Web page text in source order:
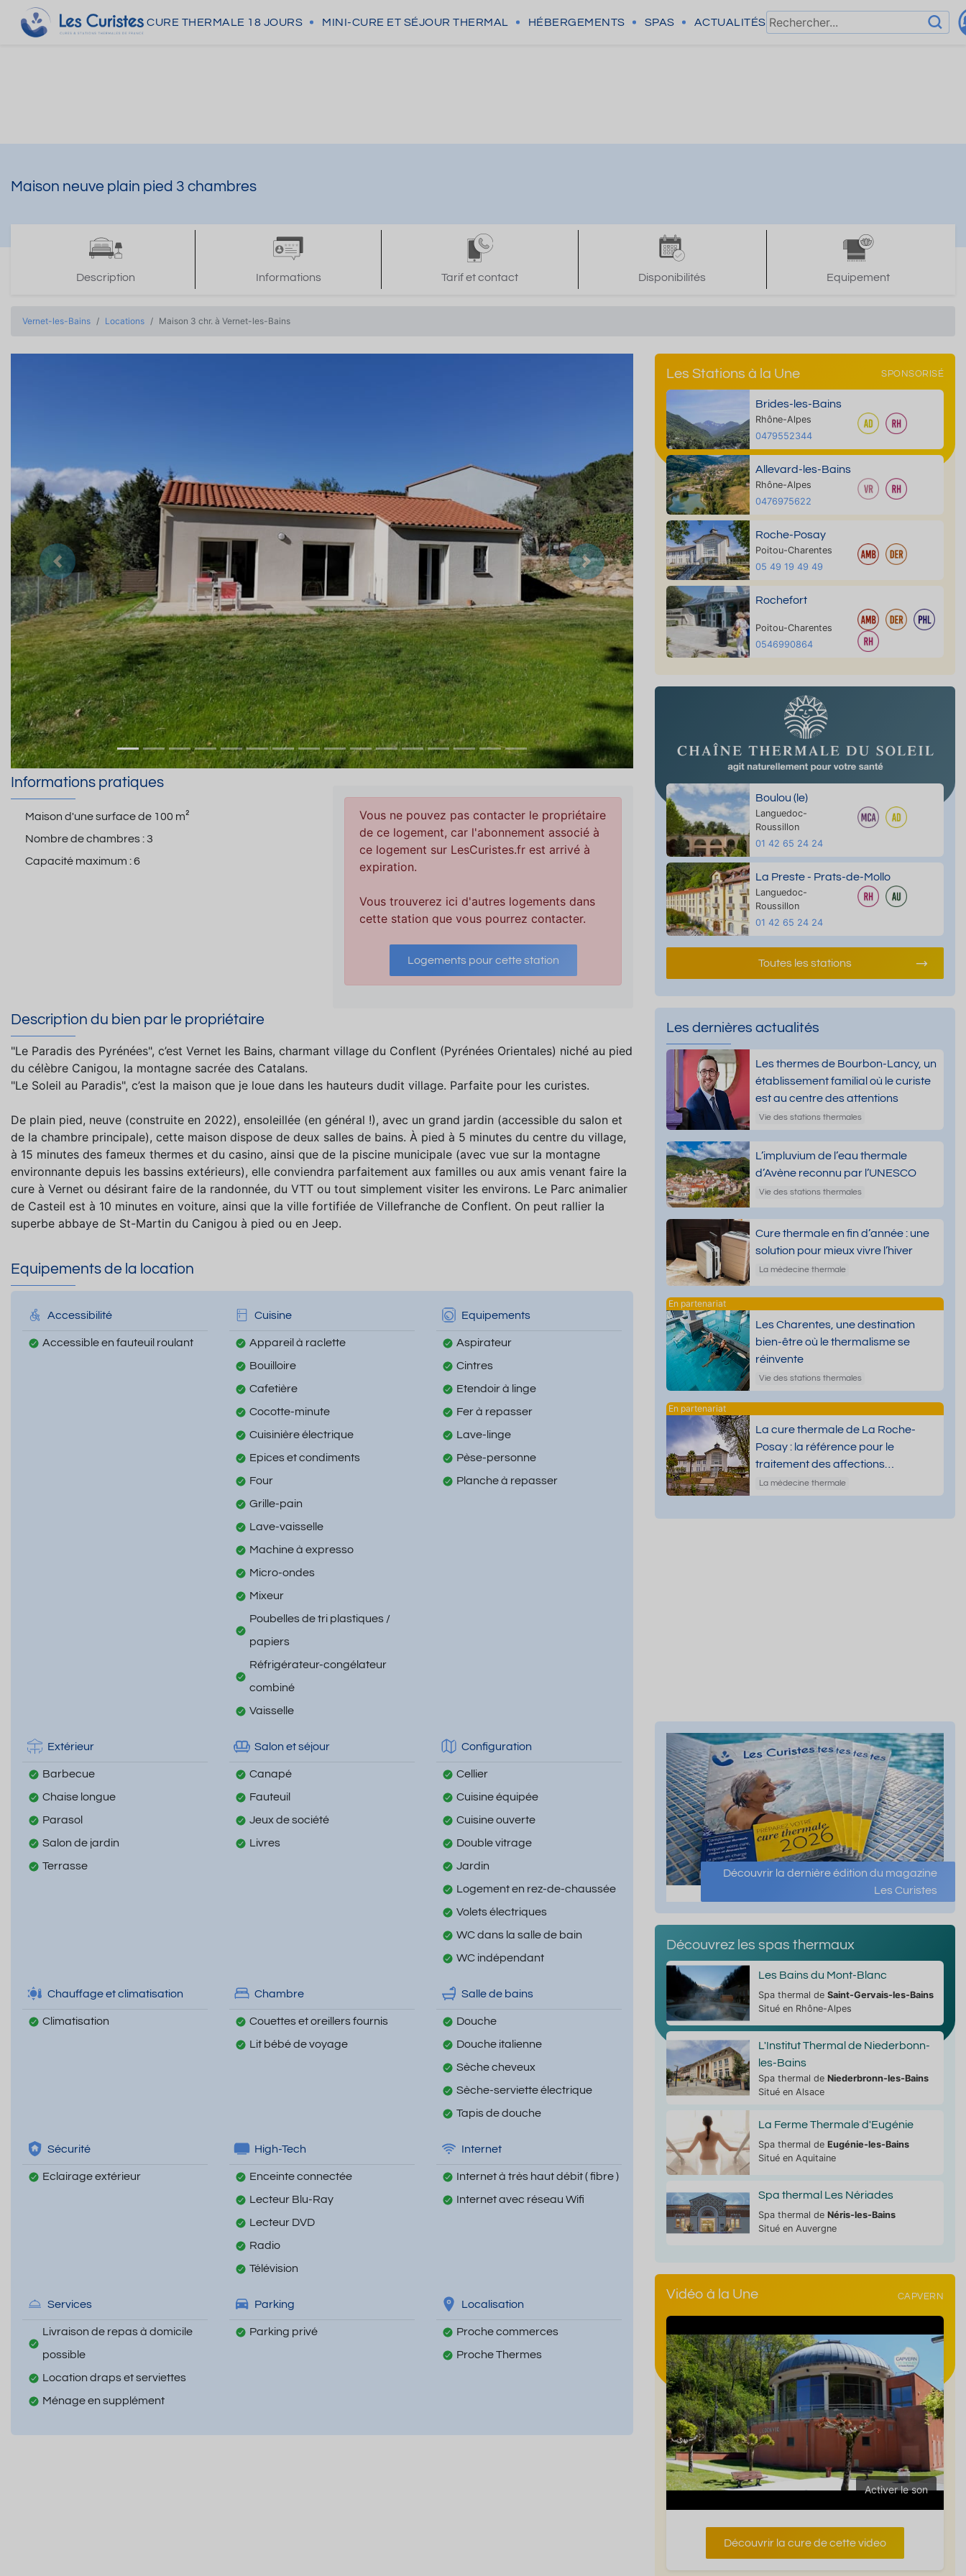
CURE THERMALE 18 JOURS MINI-CURE ET SÉJOUR THERMAL HÉBERGEMENTS SPAS ACTUALITÉS
Maison neuve plain pied 3 chambres
Description Informations Tarif et contact Disponibilités Equipement
Vernet-les-Bains Locations Maison 3 chr. à Vernet-les-Bains
Précedent Suivant
Informations pratiques
Maison d'une surface de 100 m²
Nombre de chambres :3
Capacité maximum :6
Vous ne pouvez pas contacter le propriétaire
de ce logement, car l'abonnement associé à
ce logement sur LesCuristes.fr est arrivé à
expiration.
Vous trouverez ici d'autres logements dans
cette station que vous pourrez contacter.
Logements pour cette station
Description du bien par le propriétaire
"Le Paradis des Pyrénées", c’est Vernet les Bains, charmant village du Conflent (Pyrénées Orientales) niché au pied
du célèbre Canigou, la montagne sacrée des Catalans.
"Le Soleil au Paradis", c’est la maison que je loue dans les hauteurs dudit village. Parfaite pour les curistes.
De plain pied, neuve (construite en 2022), ensoleillée (en général !), avec un grand jardin (accessible du salon et
de la chambre principale), cette maison dispose de deux salles de bains. À pied à 5 minutes du centre du village,
à 15 minutes des fameux thermes et du casino, ainsi que de la piscine municipale (avec vue sur la montagne
environnante depuis les bassins extérieurs), elle conviendra parfaitement aux familles ou aux amis venant faire la
cure à Vernet ou désirant faire de la randonnée, du VTT ou tout simplement visiter les environs. Le Parc animalier
de Casteil est à 10 minutes en voiture, ainsi que la ville fortifiée de Villefranche de Conflent. On peut rallier la
superbe abbaye de St-Martin du Canigou à pied ou en Jeep.
Equipements de la location
Accessibilité
Accessible en fauteuil roulant
Cuisine
Appareil à raclette
Bouilloire
Cafetière
Cocotte-minute
Cuisinière électrique
Epices et condiments
Four
Grille-pain
Lave-vaisselle
Machine à expresso
Micro-ondes
Mixeur
Poubelles de tri plastiques /
papiers
Réfrigérateur-congélateur
combiné
Vaisselle
Equipements
Aspirateur
Cintres
Etendoir à linge
Fer à repasser
Lave-linge
Pèse-personne
Planche à repasser
Extérieur
Barbecue
Chaise longue
Parasol
Salon de jardin
Terrasse
Salon et séjour
Canapé
Fauteuil
Jeux de société
Livres
Configuration
Cellier
Cuisine équipée
Cuisine ouverte
Double vitrage
Jardin
Logement en rez-de-chaussée
Volets électriques
WC dans la salle de bain
WC indépendant
Chauffage et climatisation
Climatisation
Chambre
Couettes et oreillers fournis
Lit bébé de voyage
Salle de bains
Douche
Douche italienne
Sèche cheveux
Sèche-serviette électrique
Tapis de douche
Sécurité
Eclairage extérieur
High-Tech
Enceinte connectée
Lecteur Blu-Ray
Lecteur DVD
Radio
Télévision
Internet
Internet à très haut débit ( fibre )
Internet avec réseau Wifi
Services
Livraison de repas à domicile
possible
Location draps et serviettes
Ménage en supplément
Parking
Parking privé
Localisation
Proche commerces
Proche Thermes
Les Stations à la Une SPONSORISÉ
Brides-les-Bains
Rhône-Alpes
0479552344
Allevard-les-Bains
Rhône-Alpes
0476975622
Roche-Posay
Poitou-Charentes
05 49 19 49 49
Rochefort
Poitou-Charentes
0546990864
Boulou (le)
Languedoc-
Roussillon
01 42 65 24 24
La Preste - Prats-de-Mollo
Languedoc-
Roussillon
01 42 65 24 24
Toutes les stations
Les dernières actualités
Les thermes de Bourbon-Lancy, un
établissement familial où le curiste
est au centre des attentions
Vie des stations thermales
L’impluvium de l’eau thermale
d’Avène reconnu par l’UNESCO
Vie des stations thermales
Cure thermale en fin d’année : une
solution pour mieux vivre l’hiver
La médecine thermale
Les Charentes, une destination
bien-être où le thermalisme se
réinvente
Vie des stations thermales
La cure thermale de La Roche-
Posay : la référence pour le
traitement des affections
dermatologiques
La médecine thermale
Découvrir la dernière édition du magazine
Les Curistes
Découvrez les spas thermaux
Les Bains du Mont-Blanc
Spa thermal de Saint-Gervais-les-Bains
Situé en Rhône-Alpes
L'Institut Thermal de Niederbonn-
les-Bains
Spa thermal de Niederbronn-les-Bains
Situé en Alsace
La Ferme Thermale d'Eugénie
Spa thermal de Eugénie-les-Bains
Situé en Aquitaine
Spa thermal Les Nériades
Spa thermal de Néris-les-Bains
Situé en Auvergne
Vidéo à la Une CAPVERN
Activer le son
Découvrir la cure de cette video